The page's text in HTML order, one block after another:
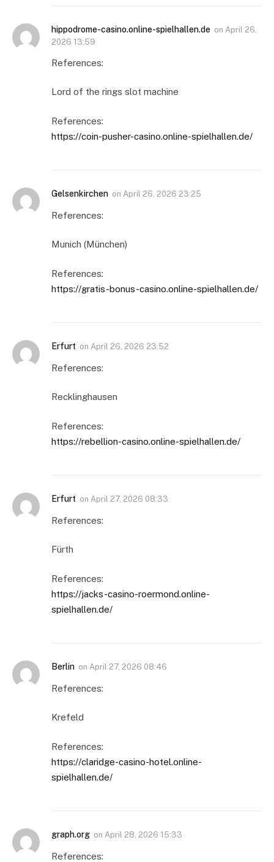
hippodrome-casino.online-spielhallen.de on April 26,
2026 13:59
References:
Lord of the rings slot machine
References:
https://coin-pusher-casino.online-spielhallen.de/
Gelsenkirchen on April 26, 2026 23:25
References:
Munich (München)
References:
https://gratis-bonus-casino.online-spielhallen.de/
Erfurt on April 26, 2026 23:52
References:
Recklinghausen
References:
https://rebellion-casino.online-spielhallen.de/
Erfurt on April 27, 2026 08:33
References:
Fürth
References:
https://jacks-casino-roermond.online-
spielhallen.de/
Berlin on April 27, 2026 08:46
References:
Krefeld
References:
https://claridge-casino-hotel.online-
spielhallen.de/
graph.org on April 28, 2026 15:33
References: